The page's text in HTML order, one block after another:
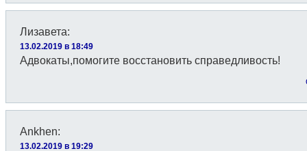
Лизавета:
13.02.2019 в 18:49
Адвокаты,помогите восстановить справедливость!
Ankhen:
13.02.2019 в 19:29